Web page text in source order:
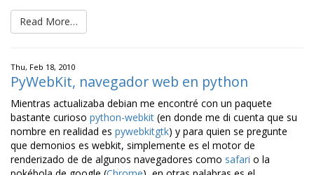
Read More…
Thu, Feb 18, 2010
PyWebKit, navegador web en python
Mientras actualizaba debian me encontré con un paquete
bastante curioso python-webkit (en donde me di cuenta que su
nombre en realidad es pywebkitgtk) y para quien se pregunte
que demonios es webkit, simplemente es el motor de
renderizado de de algunos navegadores como safari o la